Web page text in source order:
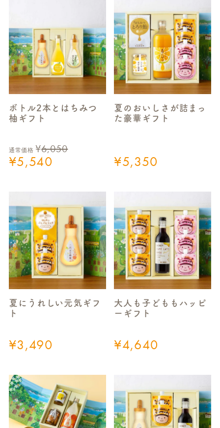
ボトル2本とはちみつ
柚ギフト
通常価格 ¥6,050
¥5,540
夏のおいしさが詰まっ
た豪華ギフト
¥5,350
夏にうれしい元気ギフ
ト
¥3,490
大人も子どももハッピ
ーギフト
¥4,640